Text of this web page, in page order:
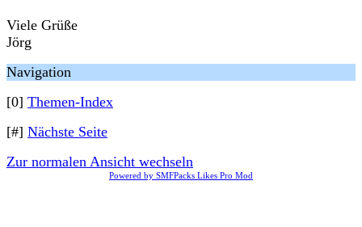
Viele Grüße
Jörg
Navigation
[0] Themen-Index
[#] Nächste Seite
Zur normalen Ansicht wechseln
Powered by SMFPacks Likes Pro Mod